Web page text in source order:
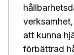
att kunna
förbättrad